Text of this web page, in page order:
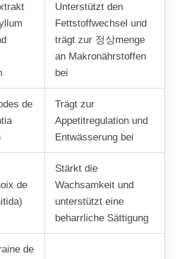
Unterstützt den
Fettstoffwechsel und
trägt zur 정상menge
an Makronährstoffen
bei
de
Trägt zur
Appetitregulation und
Entwässerung bei
de
Stärkt die
Wachsamkeit und
unterstützt eine
beharrliche Sättigung
de